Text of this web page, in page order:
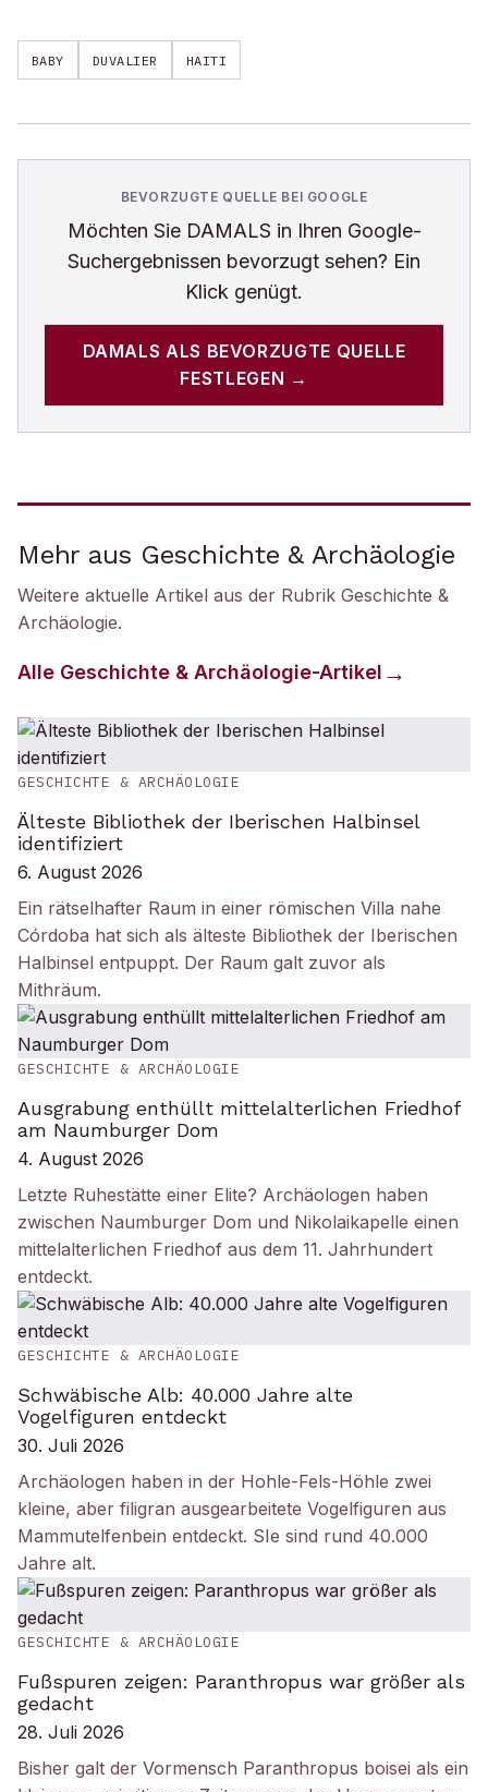
BABY DUVALIER HAITI
BEVORZUGTE QUELLE BEI GOOGLE
Möchten Sie DAMALS in Ihren Google-
Suchergebnissen bevorzugt sehen? Ein
Klick genügt.
DAMALS ALS BEVORZUGTE QUELLE
FESTLEGEN →
Mehr aus Geschichte & Archäologie
Weitere aktuelle Artikel aus der Rubrik Geschichte &
Archäologie.
Alle Geschichte & Archäologie-Artikel
GESCHICHTE & ARCHÄOLOGIE
Älteste Bibliothek der Iberischen Halbinsel
identifiziert
6. August 2026
Ein rätselhafter Raum in einer römischen Villa nahe
Córdoba hat sich als älteste Bibliothek der Iberischen
Halbinsel entpuppt. Der Raum galt zuvor als
Mithräum.
GESCHICHTE & ARCHÄOLOGIE
Ausgrabung enthüllt mittelalterlichen Friedhof
am Naumburger Dom
4. August 2026
Letzte Ruhestätte einer Elite? Archäologen haben
zwischen Naumburger Dom und Nikolaikapelle einen
mittelalterlichen Friedhof aus dem 11. Jahrhundert
entdeckt.
GESCHICHTE & ARCHÄOLOGIE
Schwäbische Alb: 40.000 Jahre alte
Vogelfiguren entdeckt
30. Juli 2026
Archäologen haben in der Hohle-Fels-Höhle zwei
kleine, aber filigran ausgearbeitete Vogelfiguren aus
Mammutelfenbein entdeckt. SIe sind rund 40.000
Jahre alt.
GESCHICHTE & ARCHÄOLOGIE
Fußspuren zeigen: Paranthropus war größer als
gedacht
28. Juli 2026
Bisher galt der Vormensch Paranthropus boisei als ein